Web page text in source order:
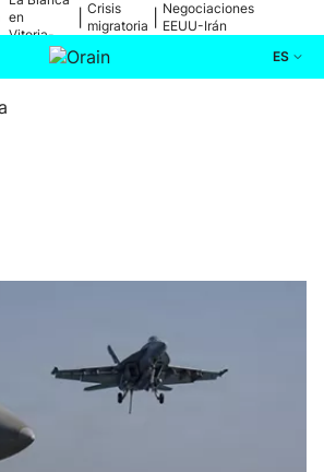
en
Vitoria-
Gasteiz
Crisis
migratoria
Negociaciones
EEUU-Irán
ES
Eguraldia